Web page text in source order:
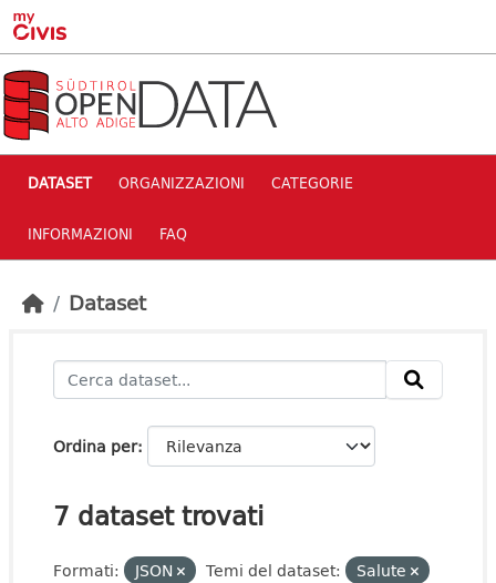
Skip to main content
DATASET ORGANIZZAZIONI CATEGORIE
INFORMAZIONI FAQ
Dataset
Ordina per
7 dataset trovati
Formati: JSON Temi del dataset:
Salute